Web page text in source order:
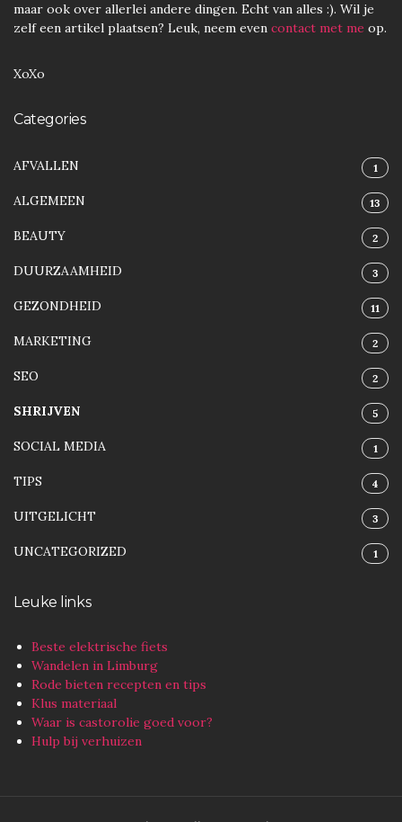
maar ook over allerlei andere dingen. Echt van alles :). Wil je
zelf een artikel plaatsen? Leuk, neem even contact met me op.
XoXo
Categories
AFVALLEN 1
ALGEMEEN 13
BEAUTY 2
DUURZAAMHEID 3
GEZONDHEID 11
MARKETING 2
SEO 2
SHRIJVEN 5
SOCIAL MEDIA 1
TIPS 4
UITGELICHT 3
UNCATEGORIZED 1
Leuke links
Beste elektrische fiets
Wandelen in Limburg
Rode bieten recepten en tips
Klus materiaal
Waar is castorolie goed voor?
Hulp bij verhuizen